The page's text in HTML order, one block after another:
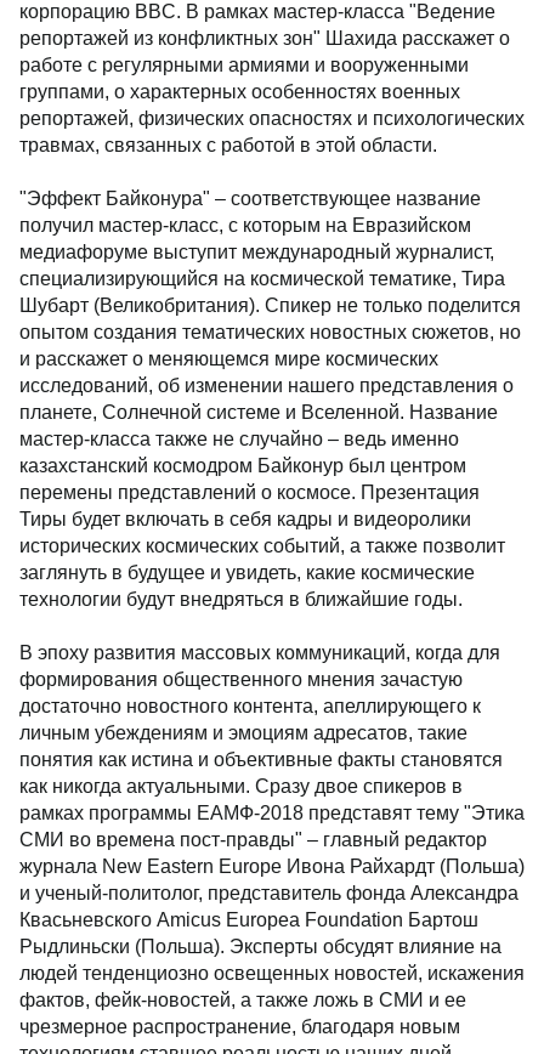
корпорацию BBC. В рамках мастер-класса "Ведение
репортажей из конфликтных зон" Шахида расскажет о
работе с регулярными армиями и вооруженными
группами, о характерных особенностях военных
репортажей, физических опасностях и психологических
травмах, связанных с работой в этой области.
"Эффект Байконура" – соответствующее название
получил мастер-класс, с которым на Евразийском
медиафоруме выступит международный журналист,
специализирующийся на космической тематике, Тира
Шубарт (Великобритания). Спикер не только поделится
опытом создания тематических новостных сюжетов, но
и расскажет о меняющемся мире космических
исследований, об изменении нашего представления о
планете, Солнечной системе и Вселенной. Название
мастер-класса также не случайно – ведь именно
казахстанский космодром Байконур был центром
перемены представлений о космосе. Презентация
Тиры будет включать в себя кадры и видеоролики
исторических космических событий, а также позволит
заглянуть в будущее и увидеть, какие космические
технологии будут внедряться в ближайшие годы.
В эпоху развития массовых коммуникаций, когда для
формирования общественного мнения зачастую
достаточно новостного контента, апеллирующего к
личным убеждениям и эмоциям адресатов, такие
понятия как истина и объективные факты становятся
как никогда актуальными. Сразу двое спикеров в
рамках программы ЕАМФ-2018 представят тему "Этика
СМИ во времена пост-правды" – главный редактор
журнала New Eastern Europe Ивона Райхардт (Польша)
и ученый-политолог, представитель фонда Александра
Квасьневского Amicus Europea Foundation Бартош
Рыдлиньски (Польша). Эксперты обсудят влияние на
людей тенденциозно освещенных новостей, искажения
фактов, фейк-новостей, а также ложь в СМИ и ее
чрезмерное распространение, благодаря новым